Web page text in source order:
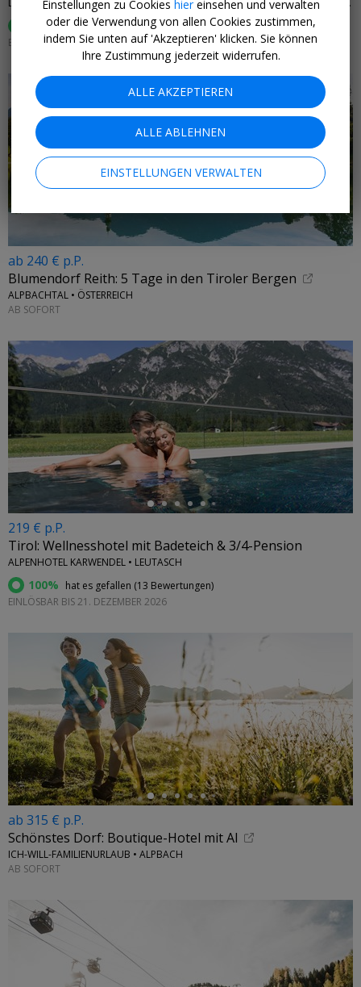
DAS VIER – SPORT- UND WELLNESSHOTEL • ST. LEONHARD IM PITZTAL, ÖSTERREICH
100% hat es gefallen (19 Bewertungen)
EINLÖSBAR BIS 30. NOVEMBER 2026
ab 240 € p.P.
Blumendorf Reith: 5 Tage in den Tiroler Bergen
ALPBACHTAL • ÖSTERREICH
AB SOFORT
←
219 € p.P.
Tirol: Wellnesshotel mit Badeteich & 3/4-Pension
ALPENHOTEL KARWENDEL • LEUTASCH
100% hat es gefallen (13 Bewertungen)
EINLÖSBAR BIS 21. DEZEMBER 2026
←
ab 315 € p.P.
Schönstes Dorf: Boutique-Hotel mit Al
ICH-WILL-FAMILIENURLAUB • ALPBACH
AB SOFORT
Einstellungen zu Cookies hiereinsehen und verwalten
oder die Verwendung von allen Cookies zustimmen,
indem Sie unten auf 'Akzeptieren' klicken. Sie können
Ihre Zustimmung jederzeit widerrufen.
ALLE AKZEPTIEREN
ALLE ABLEHNEN
EINSTELLUNGEN VERWALTEN